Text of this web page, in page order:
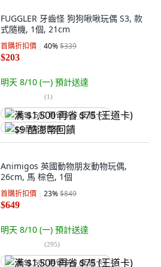
FUGGLER 牙齒怪 狗狗啾啾玩偶 S3, 款
式隨機, 1個, 21cm
首購折扣價 40%$339
$203
明天 8/10 (一) 預計送達
(1)
满 $1,500 再省 $75 (王道卡)
$9 酷澎幣回饋
Animigos 英國動物朋友動物玩偶,
26cm, 馬 棕色, 1個
首購折扣價 23%$849
$649
明天 8/10 (一) 預計送達
(295)
满 $1,500 再省 $75 (王道卡)